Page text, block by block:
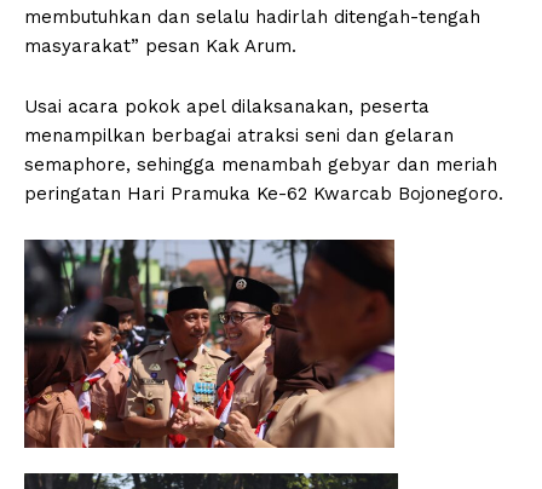
membutuhkan dan selalu hadirlah ditengah-tengah
masyarakat” pesan Kak Arum.
Usai acara pokok apel dilaksanakan, peserta
menampilkan berbagai atraksi seni dan gelaran
semaphore, sehingga menambah gebyar dan meriah
peringatan Hari Pramuka Ke-62 Kwarcab Bojonegoro.